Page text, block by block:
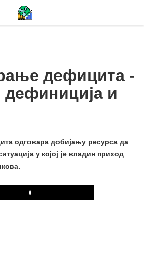
дефицита -
дефиниција и
одговара добијању ресурса да
у којој је владин приход
Play